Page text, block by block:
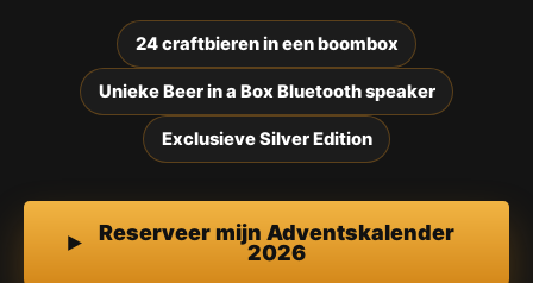
24 craftbieren in een boombox
Unieke Beer in a Box Bluetooth speaker
Exclusieve Silver Edition
Reserveer mijn Adventskalender
2026